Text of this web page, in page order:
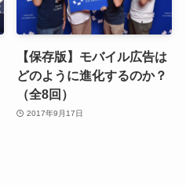
【保存版】モバイル広告は
どのように進化するのか？
（全8回）
2017年9月17日